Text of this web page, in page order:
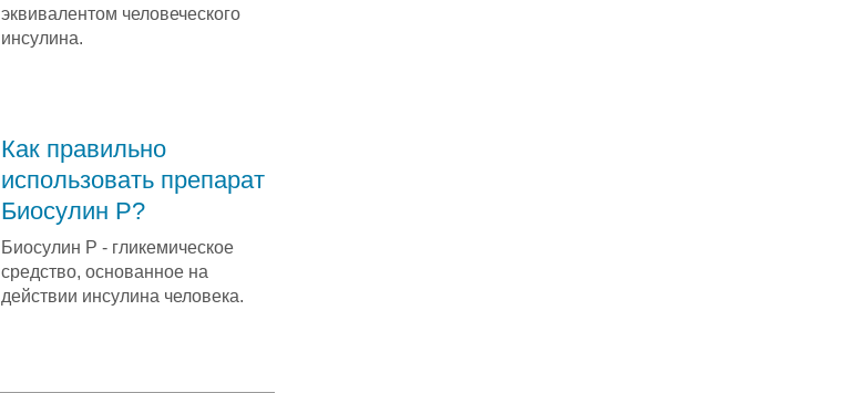
эквивалентом человеческого
инсулина.
Как правильно
использовать препарат
Биосулин Р?
Биосулин Р - гликемическое
средство, основанное на
действии инсулина человека.